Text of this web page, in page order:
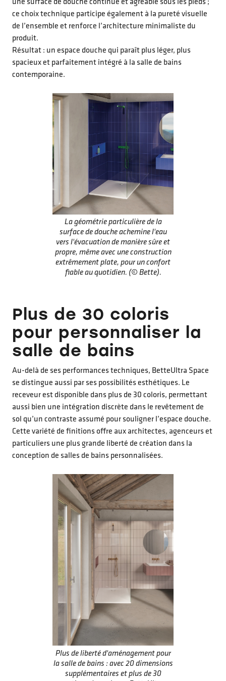
une surface de douche continue et agréable sous les pieds ;
ce choix technique participe également à la pureté visuelle
de l’ensemble et renforce l’architecture minimaliste du
produit.
Résultat : un espace douche qui paraît plus léger, plus
spacieux et parfaitement intégré à la salle de bains
contemporaine.
La géométrie particulière de la
surface de douche achemine l'eau
vers l'évacuation de manière sûre et
propre, même avec une construction
extrêmement plate, pour un confort
fiable au quotidien. (© Bette).
Plus de 30 coloris
pour personnaliser la
salle de bains
Au-delà de ses performances techniques, BetteUltra Space
se distingue aussi par ses possibilités esthétiques. Le
receveur est disponible dans plus de 30 coloris, permettant
aussi bien une intégration discrète dans le revêtement de
sol qu’un contraste assumé pour souligner l’espace douche.
Cette variété de finitions offre aux architectes, agenceurs et
particuliers une plus grande liberté de création dans la
conception de salles de bains personnalisées.
Plus de liberté d'aménagement pour
la salle de bains : avec 20 dimensions
supplémentaires et plus de 30